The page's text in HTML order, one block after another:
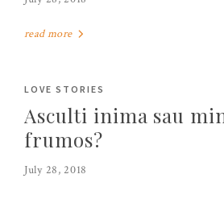
read more
LOVE STORIES
Asculti inima sau
frumos?
July 28, 2018